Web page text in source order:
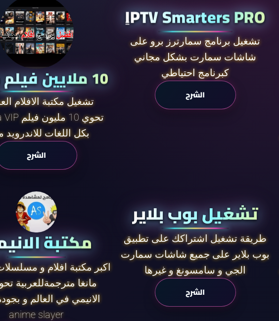
10 ملايين فيلم مجانا
تشغيل مكتبة الافلام
Cinema VIP تحوي 10 مليون فيلم
بكل اللغات للاندرويد
الشرح
ٍIPTV Smarters PRO
تشغيل برنامج سمارترز برو على
شاشات سمارت بشكل مجاني
كبرنامج احتياطي
الشرح
مكتبة
اكبر مكتبة افلام و
مانغا مترجمةللعربية
الانيمي في العالم و
anime slayer
تشغيل بوب بلاير
طريقة تشغيل اشتراكك على تطبيق
بوب بلاير على جميع شاشات سمارت
الجي و سامسونغ و غيرها
الشرح